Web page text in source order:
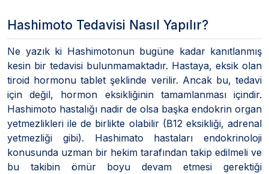
Hashimoto Tedavisi Nasıl Yapılır?
Ne yazık ki Hashimotonun bugüne kadar kanıtlanmış
kesin bir tedavisi bulunmamaktadır. Hastaya, eksik olan
tiroid hormonu tablet şeklinde verilir. Ancak bu, tedavi
için değil, hormon eksikliğinin tamamlanması içindir.
Hashimoto hastalığı nadir de olsa başka endokrin organ
yetmezlikleri ile de birlikte olabilir (B12 eksikliği, adrenal
yetmezliği gibi). Hashimato hastaları endokrinoloji
konusunda uzman bir hekim tarafından takip edilmeli ve
bu takibin ömür boyu devam etmesi gerektiği